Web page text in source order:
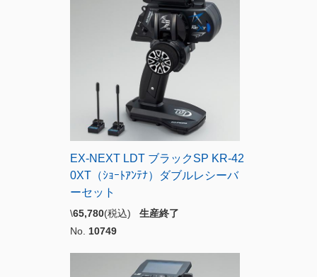
EX-NEXT LDT ブラックSP KR-42
0XT（ｼｮｰﾄｱﾝﾃﾅ）ダブルレシーバ
ーセット
\65,780(税込) 生産終了
No. 10749